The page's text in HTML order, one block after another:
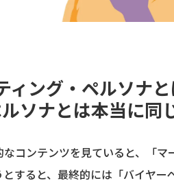
ィング・ペルソナと
ソナとは本当に同
コンテンツを見ていると、「
すると、最終的には「バイヤ